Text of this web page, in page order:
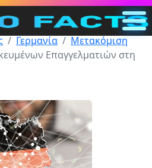
Κύρια
Κατηγορίες
Άλλο
Γερμανία
Μετακόμιση
Επαγγελματιών στη